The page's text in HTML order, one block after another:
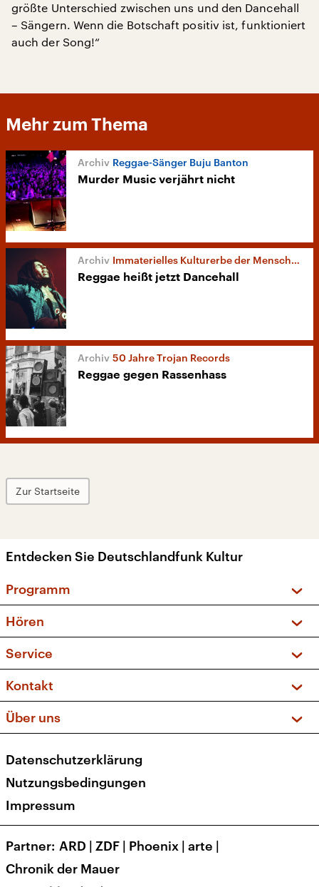
größte Unterschied zwischen uns und den Dancehall
– Sängern. Wenn die Botschaft positiv ist, funktioniert
auch der Song!“
Mehr zum Thema
Reggae-Sänger Buju Banton
Murder Music verjährt nicht
Immaterielles Kulturerbe der Menschheit
Reggae heißt jetzt Dancehall
50 Jahre Trojan Records
Reggae gegen Rassenhass
Zur Startseite
Entdecken Sie Deutschlandfunk Kultur
Programm
Sendungen und Podcasts
Musikliste
Kakadu – Das Kinderprogramm
Hören
Frequenzen (UKW + DAB+)
Service
FAQ
Apps
Newsletter
Veranstaltungen
Kontakt
Social Media
Über uns
Presse
Karriere
Transparenz
Datenschutzerklärung
Nutzungsbedingungen
Impressum
Partner ARD | ZDF | Phoenix | arte |
Chronik der Mauer